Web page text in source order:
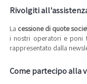
Rivolgiti
La cessione di quote
i nostri operatori e poni
rappresentato dalla
Come partecipo alla